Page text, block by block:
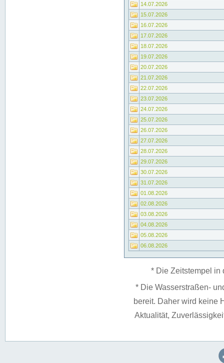
14.07.2026
15.07.2026
16.07.2026
17.07.2026
18.07.2026
19.07.2026
20.07.2026
21.07.2026
22.07.2026
23.07.2026
24.07.2026
25.07.2026
26.07.2026
27.07.2026
28.07.2026
29.07.2026
30.07.2026
31.07.2026
01.08.2026
02.08.2026
03.08.2026
04.08.2026
05.08.2026
06.08.2026
* Die Zeitstempel in
* Die Wasserstraßen-
bereit. Daher wird keine
Aktualität,